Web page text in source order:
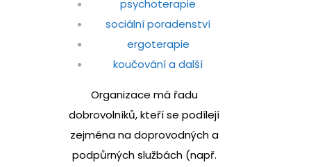
psychoterapie
sociální poradenství
ergoterapie
koučování a další
Organizace má řadu
dobrovolníků, kteří se podílejí
zejména na doprovodných a
podpůrných službách (např.